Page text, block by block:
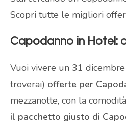
Scopri tutte le migliori
Capodanno in Hotel:
Vuoi vivere un 31
troverai) offerte per
mezzanotte, con la
il pacchetto giusto di